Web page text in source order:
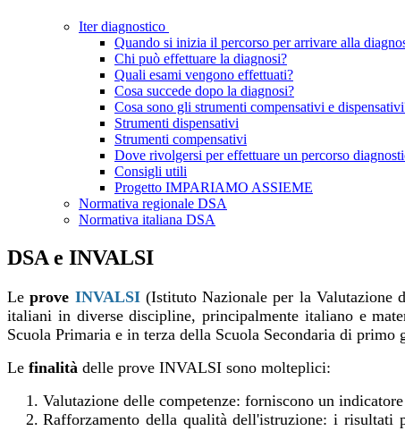
Iter diagnostico
Quando si inizia il percorso per arrivare alla
Chi può effettuare la diagnosi?
Quali esami vengono effettuati?
Cosa succede dopo la diagnosi?
Cosa sono gli strumenti compensativi e
Strumenti dispensativi
Strumenti compensativi
Dove rivolgersi per effettuare un percorso
Consigli utili
Progetto IMPARIAMO ASSIEME
Normativa regionale DSA
Normativa italiana DSA
DSA e INVALSI
Leprove INVALSI(Istituto Nazionale per la Valutazione
italiani in diverse discipline, principalmente italiano e
Scuola Primaria e in terza della Scuola Secondaria di primo
Le finalità delle prove INVALSI sono molteplici:
Valutazione delle competenze: forniscono un
Rafforzamento della qualità dell'istruzione: i risultati